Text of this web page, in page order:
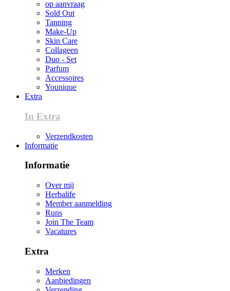
op aanvraag
Sold Out
Tanning
Make-Up
Skin Care
Collageen
Duo - Set
Parfum
Accessoires
Younique
Extra
In Extra
Verzendkosten
Informatie
Informatie
Over mij
Herbalife
Member aanmelding
Runs
Join The Team
Vacatures
Extra
Merken
Aanbiedingen